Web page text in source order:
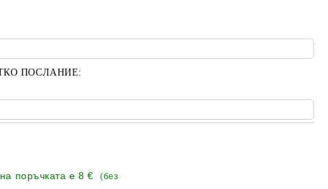
ПОСЛАНИЕ:
поръчката е8 €
(без